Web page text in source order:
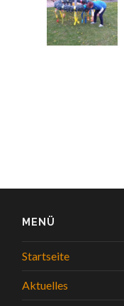
MENÜ
Startseite
Aktuelles